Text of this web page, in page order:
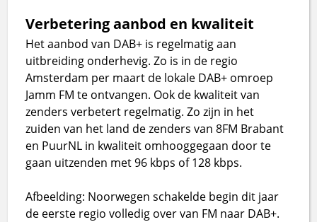
Verbetering aanbod en kwaliteit
Het aanbod van DAB+ is regelmatig aan
uitbreiding onderhevig. Zo is in de regio
Amsterdam per maart de lokale DAB+ omroep
Jamm FM te ontvangen. Ook de kwaliteit van
zenders verbetert regelmatig. Zo zijn in het
zuiden van het land de zenders van 8FM Brabant
en PuurNL in kwaliteit omhooggegaan door te
gaan uitzenden met 96 kbps of 128 kbps.
Afbeelding: Noorwegen schakelde begin dit jaar
de eerste regio volledig over van FM naar DAB+.